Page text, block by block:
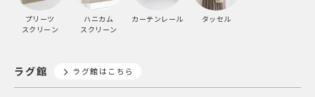
プリーツ
スクリーン
ハニカム
スクリーン
カーテンレール タッセル
ラグ館 ラグ館はこちら